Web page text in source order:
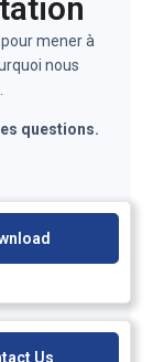
mener à
nous
questions.
Us